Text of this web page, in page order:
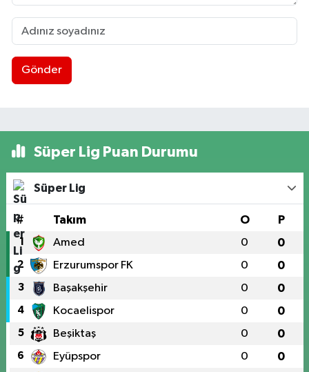
Gönder
Süper Lig Puan Durumu
Süper Lig
# Takım O P
1 Amed 0 0
2 Erzurumspor FK 0 0
3 Başakşehir 0 0
4 Kocaelispor 0 0
5 Beşiktaş 0 0
6 Eyüpspor 0 0